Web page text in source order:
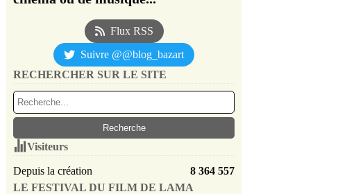
Flux RSS
Suivre @@blog_bazart
RECHERCHER SUR LE SITE
Visiteurs
Depuis la création
8 364 557
LE FESTIVAL DU FILM DE LAMA